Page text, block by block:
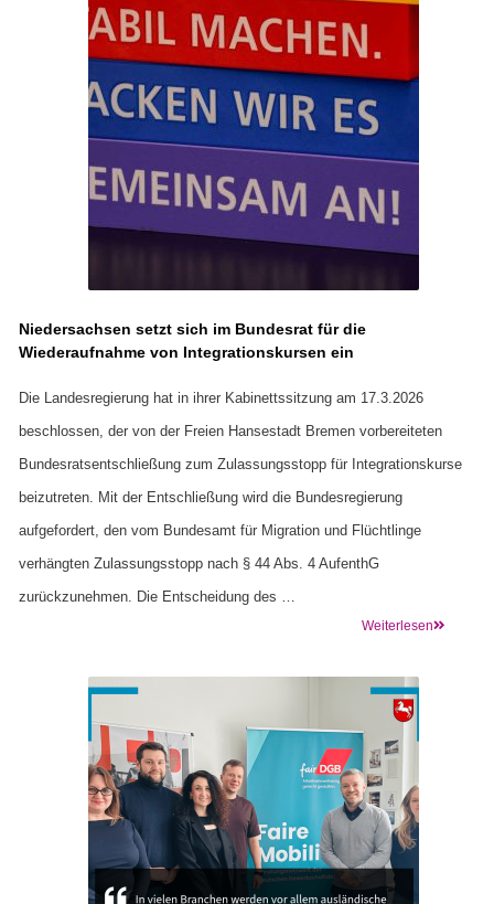
Niedersachsen setzt sich im Bundesrat für die
Wiederaufnahme von Integrationskursen ein
Die Landesregierung hat in ihrer Kabinettssitzung am 17.3.2026
beschlossen, der von der Freien Hansestadt Bremen vorbereiteten
Bundesratsentschließung zum Zulassungsstopp für Integrationskurse
beizutreten. Mit der Entschließung wird die Bundesregierung
aufgefordert, den vom Bundesamt für Migration und Flüchtlinge
verhängten Zulassungsstopp nach § 44 Abs. 4 AufenthG
zurückzunehmen. Die Entscheidung des …
Weiterlesen